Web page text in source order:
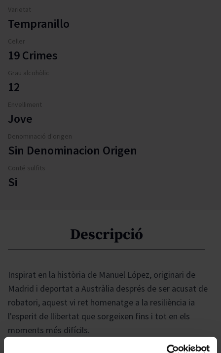
Varietat
Tempranillo
Celler
19 Crimes
Grau alcohòlic
12
Envelliment
Jove
Denominació d'origen
Sin Denominacion Origen
Conté sulfits
Si
Descripció
Inspirat en la història de Manuel López, originari de
Madrid i deportat a Austràlia després de ser acusat de
robatori, aquest vi ret homenatge a la resiliència ia
l'esperit de llibertat que sorgeixen fins i tot en els
moments més difícils.